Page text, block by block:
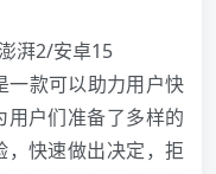
湃2/安卓15
一款可以助力用户快
户们准备了多样的
快速做出决定，拒